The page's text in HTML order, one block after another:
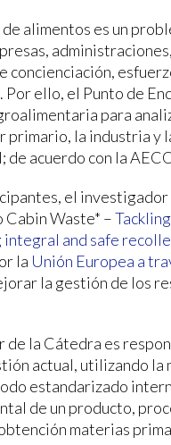
alimentos es un
concienciación,
ello, el Punto de
para
primario, la industria y
de acuerdo con la
el investigador
Cabin Waste* –
and safe
la Unión Europea a
la gestión de los
de la Cátedra es
actual, utilizando
estandarizado
de un producto,
materias